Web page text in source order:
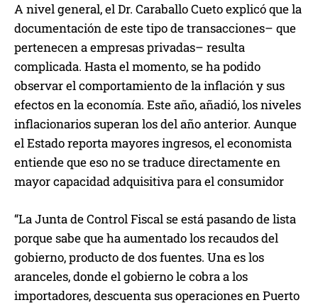
A nivel general, el Dr. Caraballo Cueto explicó que la
documentación de este tipo de transacciones– que
pertenecen a empresas privadas– resulta
complicada. Hasta el momento, se ha podido
observar el comportamiento de la inflación y sus
efectos en la economía. Este año, añadió, los niveles
inflacionarios superan los del año anterior. Aunque
el Estado reporta mayores ingresos, el economista
entiende que eso no se traduce directamente en
mayor capacidad adquisitiva para el consumidor
“La Junta de Control Fiscal se está pasando de lista
porque sabe que ha aumentado los recaudos del
gobierno, producto de dos fuentes. Una es los
aranceles, donde el gobierno le cobra a los
importadores, descuenta sus operaciones en Puerto